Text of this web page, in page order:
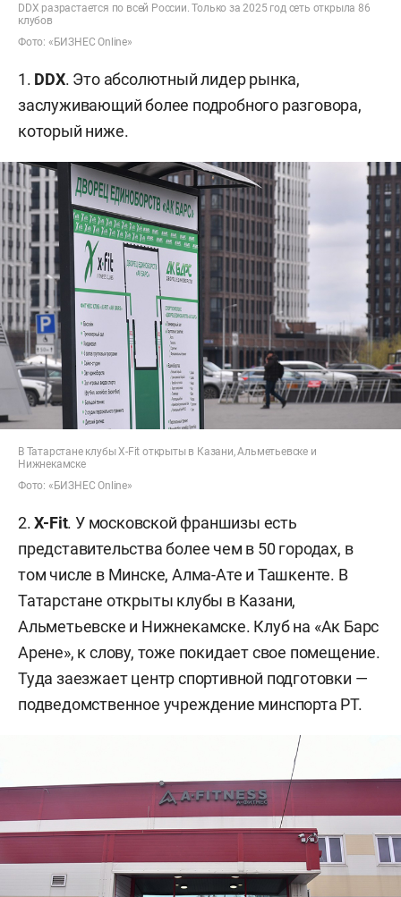
DDX разрастается по всей России. Только за 2025 год сеть открыла 86
клубов
Фото: «БИЗНЕС Online»
1. DDX. Это абсолютный лидер рынка,
заслуживающий более подробного разговора,
который ниже.
В Татарстане клубы X-Fit открыты в Казани, Альметьевске и
Нижнекамске
Фото: «БИЗНЕС Online»
2.X-Fit. У московской франшизы есть
представительства более чем в 50 городах, в
том числе в Минске, Алма-Ате и Ташкенте. В
Татарстане открыты клубы в Казани,
Альметьевске и Нижнекамске. Клуб на «Ак Барс
Арене», к слову, тоже покидает свое помещение.
Туда заезжает центр спортивной подготовки —
подведомственное учреждение минспорта РТ.